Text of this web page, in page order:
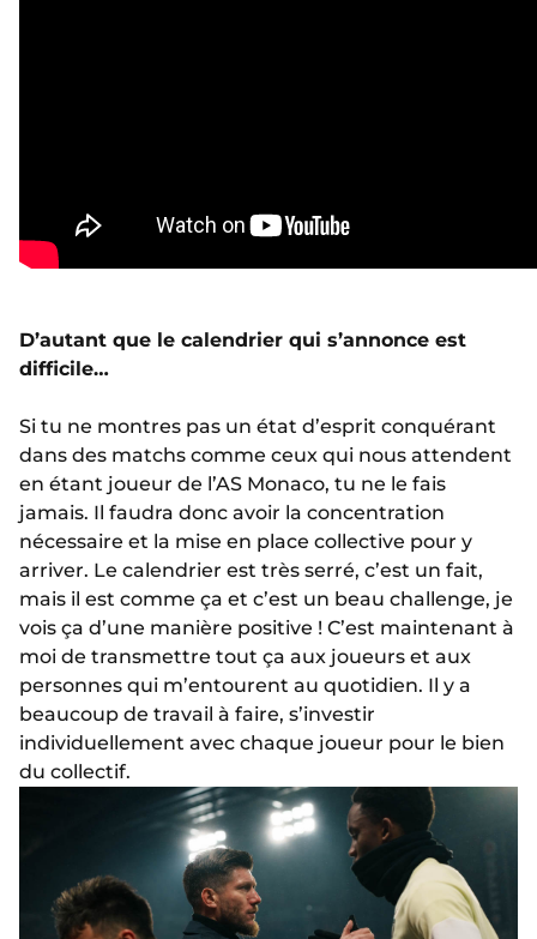
D’autant que le calendrier qui s’annonce est
difficile…
Si tu ne montres pas un état d’esprit conquérant
dans des matchs comme ceux qui nous attendent
en étant joueur de l’AS Monaco, tu ne le fais
jamais. Il faudra donc avoir la concentration
nécessaire et la mise en place collective pour y
arriver. Le calendrier est très serré, c’est un fait,
mais il est comme ça et c’est un beau challenge, je
vois ça d’une manière positive ! C’est maintenant à
moi de transmettre tout ça aux joueurs et aux
personnes qui m’entourent au quotidien. Il y a
beaucoup de travail à faire, s’investir
individuellement avec chaque joueur pour le bien
du collectif.